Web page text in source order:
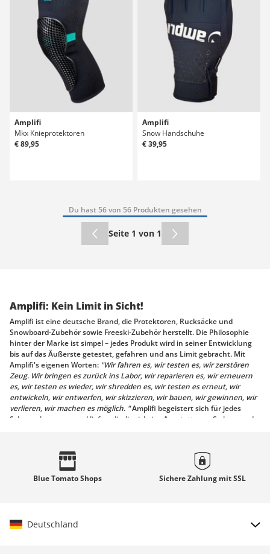
Amplifi
Mkx Knieprotektoren
€ 89,95
Amplifi
Snow Handschuhe
€ 39,95
Du hast 56 von 56 Produkten gesehen
Seite 1 von 1
Amplifi: Kein Limit in Sicht!
Amplifi ist eine deutsche Brand, die Protektoren, Rucksäcke und
Snowboard-Zubehör sowie Freeski-Zubehör herstellt. Die Philosophie
hinter der Marke ist simpel – jedes Produkt wird in seiner Entwicklung
bis auf das Äußerste getestet, gefahren und ans Limit gebracht. Mit
Amplifi's eigenen Worten: "Wir fahren es, wir testen es, wir zerstören
Zeug. Wir bringen es zurück ins Labor, wir reparieren es, wir erneuern
es, wir testen es wieder, wir shredden es, wir testen es erneut, wir
entwickeln, wir entwerfen, wir skizzieren, wir bauen, wir gewinnen, wir
verlieren, wir machen es möglich. "Amplifi begeistert sich für jedes
Schneeabenteuer und liefert dir die richtige
Ausstattung
. So kannst du
Qualitätsschutz – Designed in Deutschland
Amplifi hat ihren Sitz in den Allgäuer Alpen in Deutschland. Vom
Hauptquartier sind es fünf Minuten Fußweg zur Gondel in Obersdorf.
Qualitätsniveau. Unsere eigenen Blue Tomato Teamfahrer, Urška
Blue TomatoShops Sichere Zahlung mitSSL
Deutschland